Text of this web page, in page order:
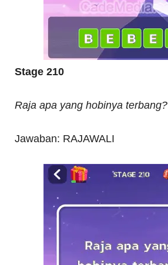
Stage 210
Raja apa yang hobinya terbang?
Jawaban: RAJAWALI